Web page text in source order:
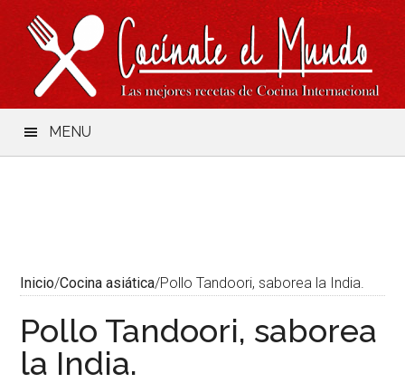
Saltar
contenido
secondary
Saltar
lateral
principal
Saltar
página
MENU
Inicio/Cocina asiática/Pollo Tandoori, saborea la India.
Pollo Tandoori, saborea
la India.